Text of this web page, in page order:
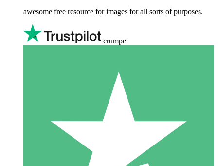
awesome free resource for images for all sorts of purposes.
crumpet